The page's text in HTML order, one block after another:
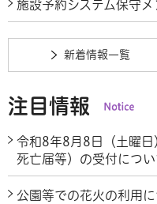
施設予約システム保守
新着情報一覧
注目情報
令和8年8月8日（土曜日
死亡届等）の受付につ
公園等での花火の利用に